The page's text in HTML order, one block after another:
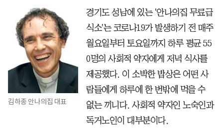
김하종 안나의집 대표
경기도 성남에 있는 '안나의집 무료급
식소'는 코로나19가 발생하기 전 매주
월요일부터 토요일까지 하루 평균 55
0명의 사회적 약자에게 저녁 식사를
제공했다. 이 소박한 밥상은 어떤 사
람들에게 하루에 한 번밖에 먹을 수
없는 끼니다. 사회적 약자인 노숙인과
독거노인이 대부분이다.